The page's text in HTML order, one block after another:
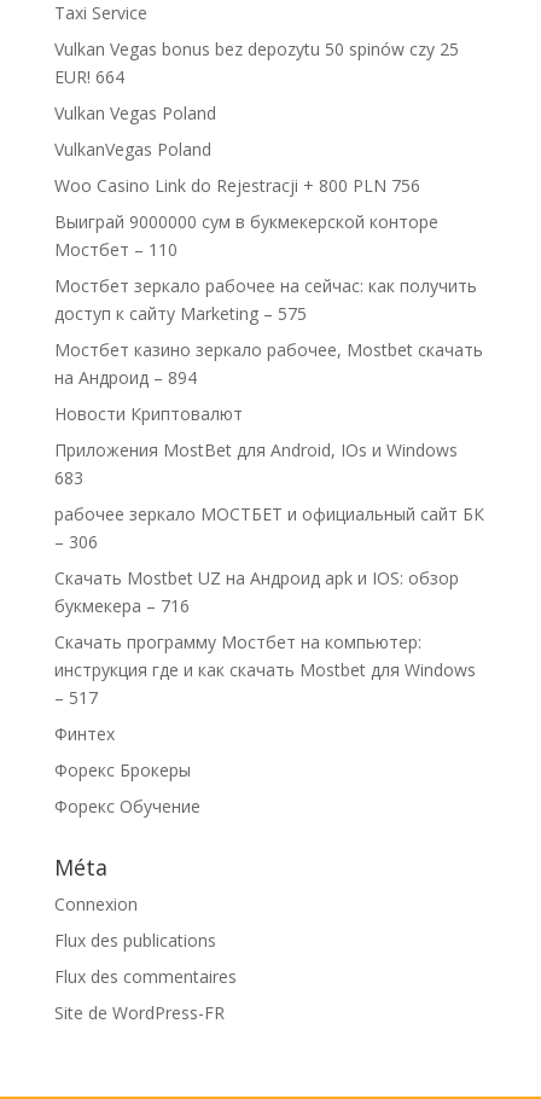
Taxi Service
Vulkan Vegas bonus bez depozytu 50 spinów czy 25
EUR! 664
Vulkan Vegas Poland
VulkanVegas Poland
Woo Casino Link do Rejestracji + 800 PLN 756
Выиграй 9000000 сум в букмекерской конторе
Мостбет – 110
Мостбет зеркало рабочее на сейчас: как получить
доступ к сайту Marketing – 575
Мостбет казино зеркало рабочее, Mostbet скачать
на Андроид – 894
Новости Криптовалют
Приложения MostBet для Android, IOs и Windows
683
рабочее зеркало МОСТБЕТ и официальный сайт БК
– 306
Скачать Mostbet UZ на Андроид apk и IOS: обзор
букмекера – 716
Скачать программу Мостбет на компьютер:
инструкция где и как скачать Mostbet для Windows
– 517
Финтех
Форекс Брокеры
Форекс Обучение
Méta
Connexion
Flux des publications
Flux des commentaires
Site de WordPress-FR